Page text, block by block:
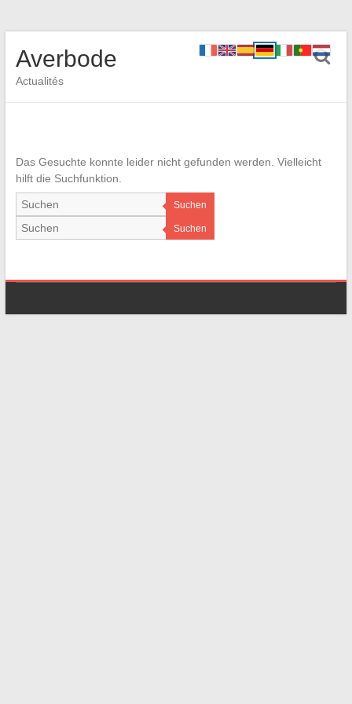
Averbode
Actualités
Das Gesuchte konnte leider nicht gefunden werden. Vielleicht
hilft die Suchfunktion.
Suchen
Suchen